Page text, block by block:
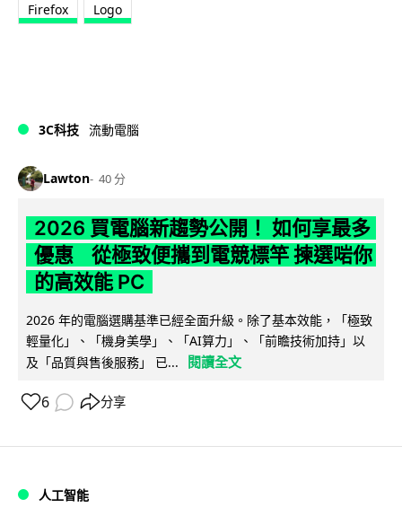
Firefox Logo
3C科技 流動電腦
Lawton 40 分
2026 買電腦新趨勢公開！ 如何享最多
優惠 從極致便攜到電競標竿 揀選啱你
的高效能 PC
2026 年的電腦選購基準已經全面升級。除了基本效能，「極致
輕量化」、「機身美學」、「AI算力」、「前瞻技術加持」以
及「品質與售後服務」 已...
閱讀全文
6 分享
人工智能